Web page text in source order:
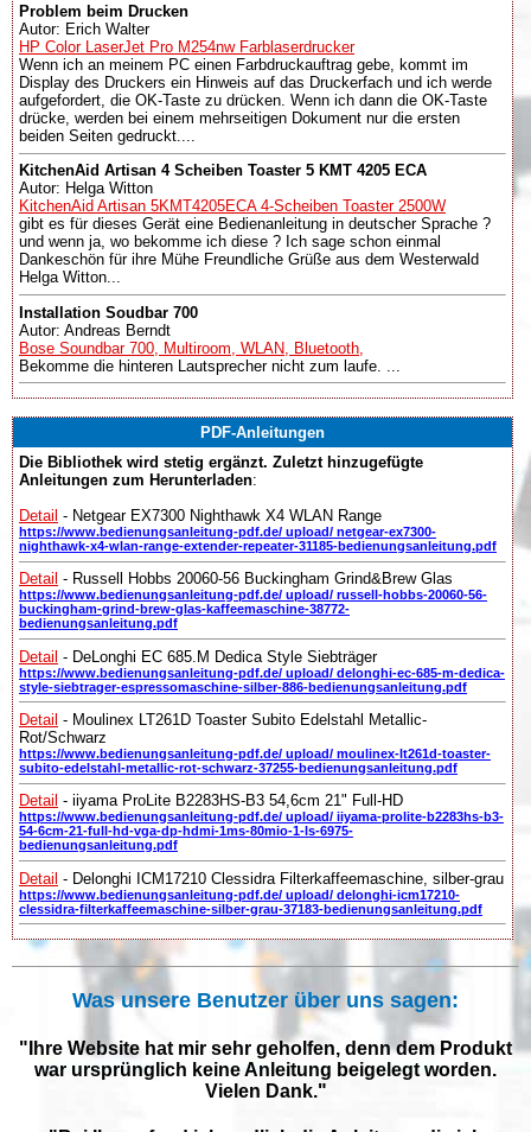
Problem beim Drucken
Autor: Erich Walter
HP Color LaserJet Pro M254nw Farblaserdrucker
Wenn ich an meinem PC einen Farbdruckauftrag gebe, kommt im
Display des Druckers ein Hinweis auf das Druckerfach und ich werde
aufgefordert, die OK-Taste zu drücken. Wenn ich dann die OK-Taste
drücke, werden bei einem mehrseitigen Dokument nur die ersten
beiden Seiten gedruckt....
KitchenAid Artisan 4 Scheiben Toaster 5 KMT 4205 ECA
Autor: Helga Witton
KitchenAid Artisan 5KMT4205ECA 4-Scheiben Toaster 2500W
gibt es für dieses Gerät eine Bedienanleitung in deutscher Sprache ?
und wenn ja, wo bekomme ich diese ? Ich sage schon einmal
Dankeschön für ihre Mühe Freundliche Grüße aus dem Westerwald
Helga Witton...
Installation Soudbar 700
Autor: Andreas Berndt
Bose Soundbar 700, Multiroom, WLAN, Bluetooth,
Bekomme die hinteren Lautsprecher nicht zum laufe. ...
PDF-Anleitungen
Die Bibliothek wird stetig ergänzt. Zuletzt hinzugefügte
Anleitungen zum Herunterladen:
Detail - Netgear EX7300 Nighthawk X4 WLAN Range
https://www.bedienungsanleitung-pdf.de/ upload/ netgear-ex7300-
nighthawk-x4-wlan-range-extender-repeater-31185-bedienungsanleitung.pdf
Detail - Russell Hobbs 20060-56 Buckingham Grind&Brew Glas
https://www.bedienungsanleitung-pdf.de/ upload/ russell-hobbs-20060-56-
buckingham-grind-brew-glas-kaffeemaschine-38772-
bedienungsanleitung.pdf
Detail - DeLonghi EC 685.M Dedica Style Siebträger
https://www.bedienungsanleitung-pdf.de/ upload/ delonghi-ec-685-m-dedica-
style-siebtrager-espressomaschine-silber-886-bedienungsanleitung.pdf
Detail - Moulinex LT261D Toaster Subito Edelstahl Metallic-
Rot/Schwarz
https://www.bedienungsanleitung-pdf.de/ upload/ moulinex-lt261d-toaster-
subito-edelstahl-metallic-rot-schwarz-37255-bedienungsanleitung.pdf
Detail - iiyama ProLite B2283HS-B3 54,6cm 21" Full-HD
https://www.bedienungsanleitung-pdf.de/ upload/ iiyama-prolite-b2283hs-b3-
54-6cm-21-full-hd-vga-dp-hdmi-1ms-80mio-1-ls-6975-
bedienungsanleitung.pdf
Detail - Delonghi ICM17210 Clessidra Filterkaffeemaschine, silber-grau
https://www.bedienungsanleitung-pdf.de/ upload/ delonghi-icm17210-
clessidra-filterkaffeemaschine-silber-grau-37183-bedienungsanleitung.pdf
Was unsere Benutzer über uns sagen:
"Ihre Website hat mir sehr geholfen, denn dem Produkt
war ursprünglich keine Anleitung beigelegt worden.
Vielen Dank."